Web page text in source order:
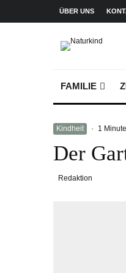
ÜBER UNS
FAMILIE
Kindheit · 1
Der
Redaktion